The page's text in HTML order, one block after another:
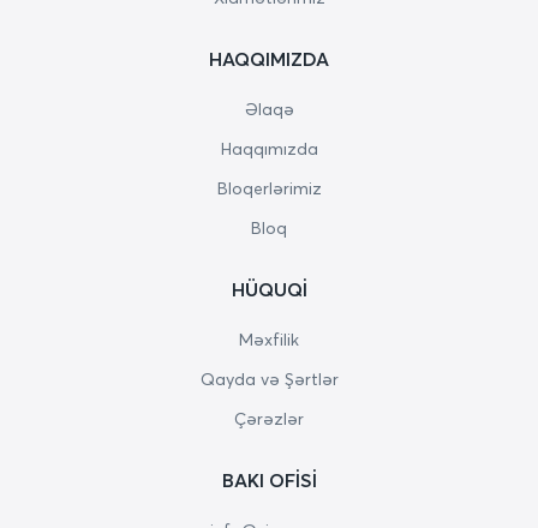
HAQQIMIZDA
Əlaqə
Haqqımızda
Bloqerlərimiz
Bloq
HÜQUQI
Məxfilik
Qayda və Şərtlər
Çərəzlər
BAKI OFISI